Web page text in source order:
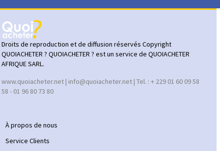
Droits de reproduction et de diffusion réservés Copyright
QUOIACHETER ? QUOIACHETER ? est un service de QUOIACHETER
AFRIQUE SARL.
www.quoiacheter.net | info@quoiacheter.net | Tel. : + 229 01 60 09 58
58 - 01 96 80 73 80
À propos de nous
Service Clients